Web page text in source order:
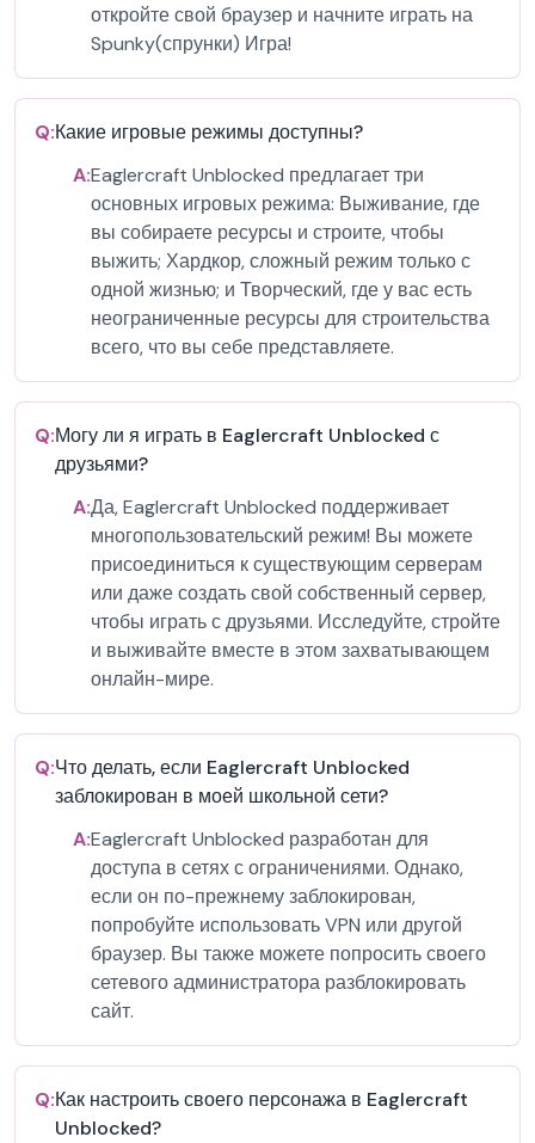
откройте свой браузер и начните играть на
Spunky(спрунки) Игра!
Q:Какие игровые режимы доступны?
A:Eaglercraft Unblocked предлагает три
основных игровых режима: Выживание, где
вы собираете ресурсы и строите, чтобы
выжить; Хардкор, сложный режим только с
одной жизнью; и Творческий, где у вас есть
неограниченные ресурсы для строительства
всего, что вы себе представляете.
Q:Могу ли я играть в Eaglercraft Unblocked с
друзьями?
A:Да, Eaglercraft Unblocked поддерживает
многопользовательский режим! Вы можете
присоединиться к существующим серверам
или даже создать свой собственный сервер,
чтобы играть с друзьями. Исследуйте, стройте
и выживайте вместе в этом захватывающем
онлайн-мире.
Q:Что делать, если Eaglercraft Unblocked
заблокирован в моей школьной сети?
A:Eaglercraft Unblocked разработан для
доступа в сетях с ограничениями. Однако,
если он по-прежнему заблокирован,
попробуйте использовать VPN или другой
браузер. Вы также можете попросить своего
сетевого администратора разблокировать
сайт.
Q:Как настроить своего персонажа в Eaglercraft
Unblocked?